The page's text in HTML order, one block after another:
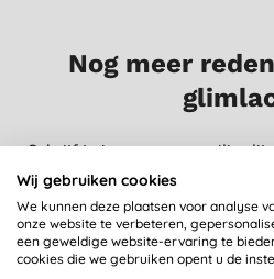
Nog meer
Schrijf je in op onze
nieuws, inzichten, tips en
speciaal
Wij gebruiken cookies
We kunnen deze plaatsen voor analyse
onze website te verbeteren,
een geweldige website-ervaring te
cookies die we gebruiken opent u de